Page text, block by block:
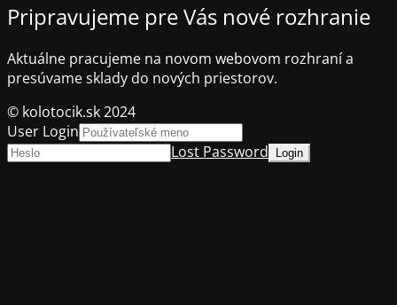
Pripravujeme pre Vás nové rozhranie
Aktuálne pracujeme na novom webovom rozhraní a
presúvame sklady do nových priestorov.
© kolotocik.sk 2024
User Login
Lost Password